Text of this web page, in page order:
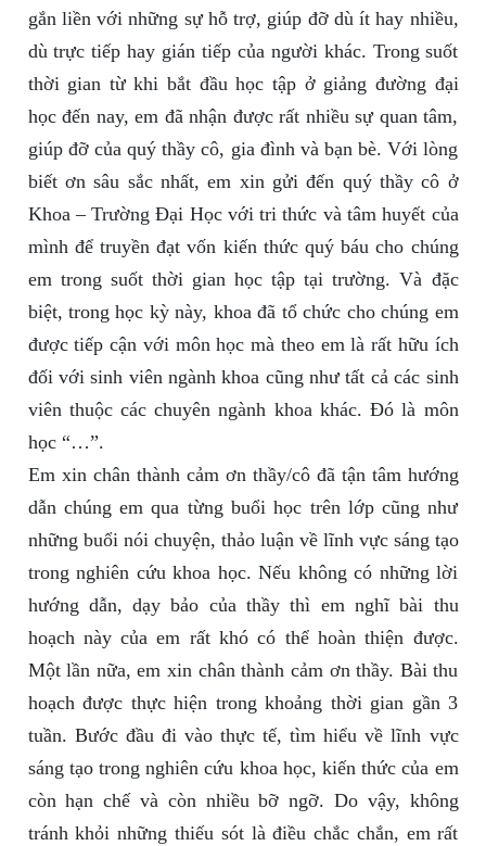
gắn liền với những sự hỗ trợ, giúp đỡ dù ít hay nhiều,
dù trực tiếp hay gián tiếp của người khác. Trong suốt
thời gian từ khi bắt đầu học tập ở giảng đường đại
học đến nay, em đã nhận được rất nhiều sự quan tâm,
giúp đỡ của quý thầy cô, gia đình và bạn bè. Với lòng
biết ơn sâu sắc nhất, em xin gửi đến quý thầy cô ở
Khoa – Trường Đại Học với tri thức và tâm huyết của
mình để truyền đạt vốn kiến thức quý báu cho chúng
em trong suốt thời gian học tập tại trường. Và đặc
biệt, trong học kỳ này, khoa đã tổ chức cho chúng em
được tiếp cận với môn học mà theo em là rất hữu ích
đối với sinh viên ngành khoa cũng như tất cả các sinh
viên thuộc các chuyên ngành khoa khác. Đó là môn
học “…”.
Em xin chân thành cảm ơn thầy/cô đã tận tâm hướng
dẫn chúng em qua từng buổi học trên lớp cũng như
những buổi nói chuyện, thảo luận về lĩnh vực sáng tạo
trong nghiên cứu khoa học. Nếu không có những lời
hướng dẫn, dạy bảo của thầy thì em nghĩ bài thu
hoạch này của em rất khó có thể hoàn thiện được.
Một lần nữa, em xin chân thành cảm ơn thầy. Bài thu
hoạch được thực hiện trong khoảng thời gian gần 3
tuần. Bước đầu đi vào thực tế, tìm hiểu về lĩnh vực
sáng tạo trong nghiên cứu khoa học, kiến thức của em
còn hạn chế và còn nhiều bỡ ngỡ. Do vậy, không
tránh khỏi những thiếu sót là điều chắc chắn, em rất